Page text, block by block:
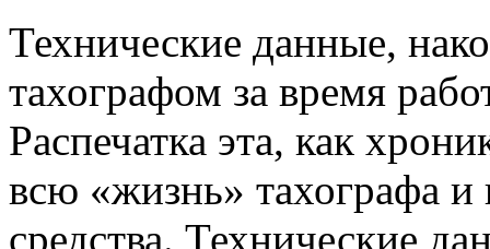
Технические данные,
тахографом за время
Распечатка эта, как
всю «жизнь» тахографа
средства. Технические